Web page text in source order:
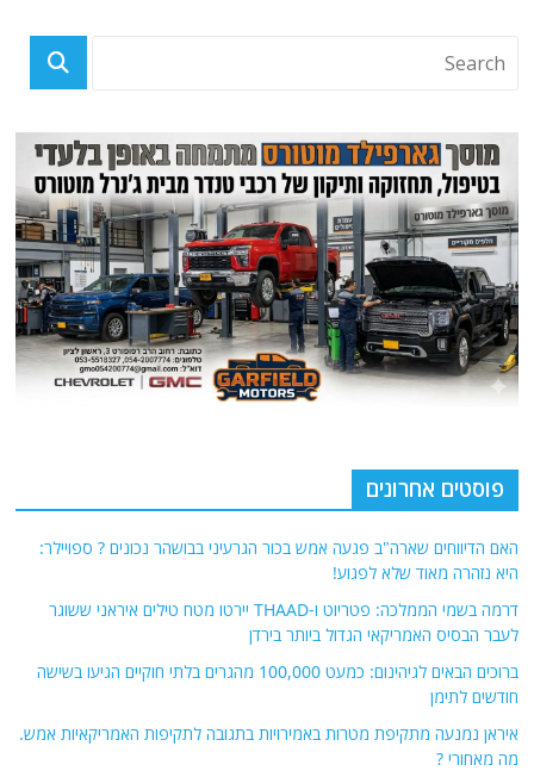
פוסטים אחרונים
האם הדיווחים שארה"ב פגעה אמש בכור הגרעיני בבושהר נכונים ? ספויילר:
היא נזהרה מאוד שלא לפגוע!
דרמה בשמי הממלכה: פטריוט ו-THAAD יירטו מטח טילים איראני ששוגר
לעבר הבסיס האמריקאי הגדול ביותר בירדן
ברוכים הבאים לגיהינום: כמעט 100,000 מהגרים בלתי חוקיים הגיעו בשישה
חודשים לתימן
איראן נמנעה מתקיפת מטרות באמירויות בתגובה לתקיפות האמריקאיות אמש.
מה מאחורי ?